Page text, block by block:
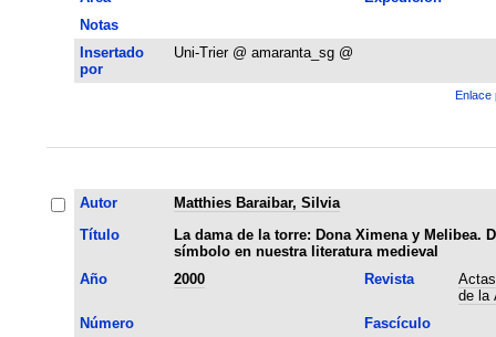
Notas
Insertado
por
Uni-Trier @ amaranta_sg @
Enlace
Autor
Matthies Baraibar, Silvia
Título
La dama de la torre: Dona Ximena y Melibea.
símbolo en nuestra literatura medieval
Año
2000 Revista
de la
Número
Fascículo